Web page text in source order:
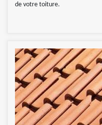
de votre toiture.